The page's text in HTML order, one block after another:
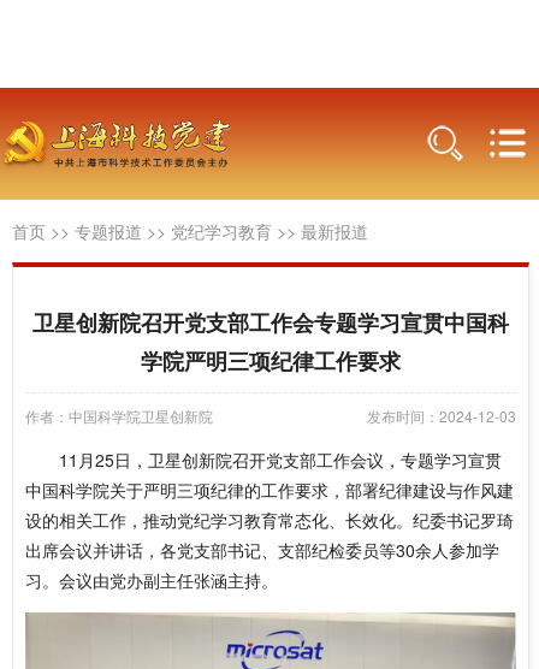
首页 >> 专题报道 >> 党纪学习教育 >> 最新报道
卫星创新院召开党支部工作会专题学习宣贯中国科
学院严明三项纪律工作要求
作者：中国科学院卫星创新院 发布时间：2024-12-03
11月25日，卫星创新院召开党支部工作会议，专题学习宣贯
中国科学院关于严明三项纪律的工作要求，部署纪律建设与作风建
设的相关工作，推动党纪学习教育常态化、长效化。纪委书记罗琦
出席会议并讲话，各党支部书记、支部纪检委员等30余人参加学
习。会议由党办副主任张涵主持。